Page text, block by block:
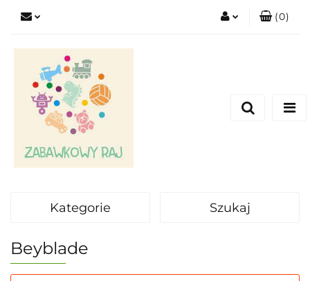
(0)
Kategorie Szukaj
Beyblade